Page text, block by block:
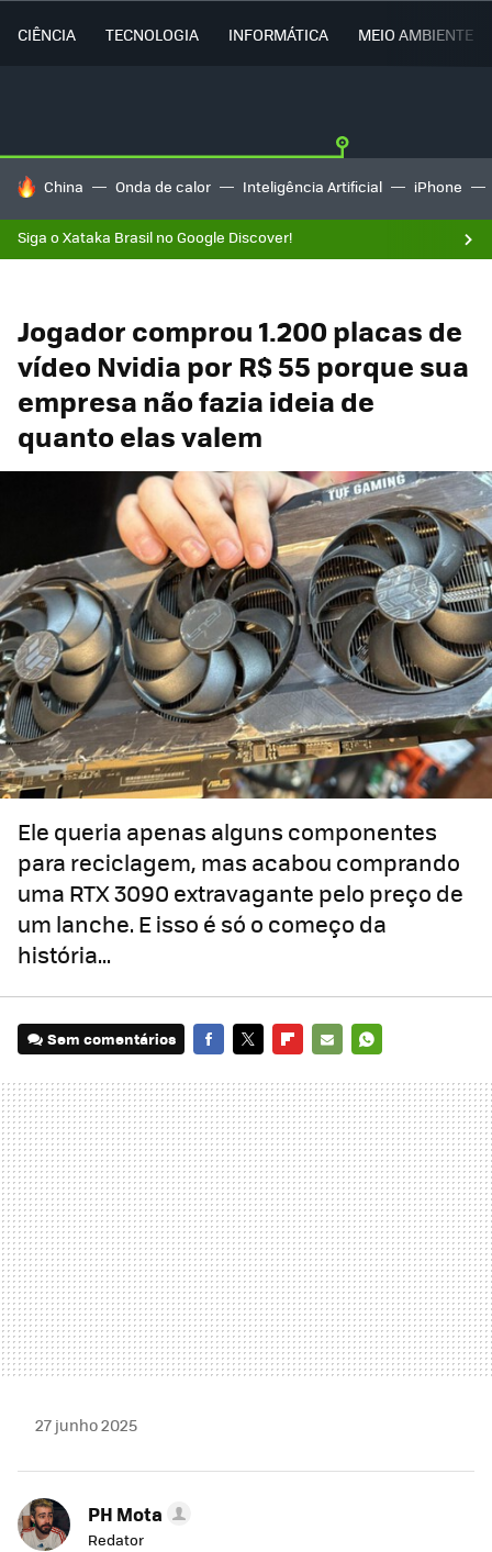
CIÊNCIA TECNOLOGIA INFORMÁTICA MEIO AMBIENTE
TENDÊNCIAS DO DIA
China Onda de calor Inteligência Artificial iPhone
Siga o Xataka Brasil no Google Discover!
Jogador comprou 1.200 placas de
vídeo Nvidia por R$ 55 porque sua
empresa não fazia ideia de
quanto elas valem
Ele queria apenas alguns componentes
para reciclagem, mas acabou comprando
uma RTX 3090 extravagante pelo preço de
um lanche. E isso é só o começo da
história...
Sem comentários
MAIL
27 junho 2025
PH Mota
Redator